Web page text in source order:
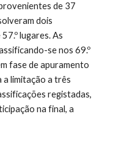
de 37
dois
lugares. As
se nos 69.º
fase de apuramento
a limitação a três
registadas,
na final, a